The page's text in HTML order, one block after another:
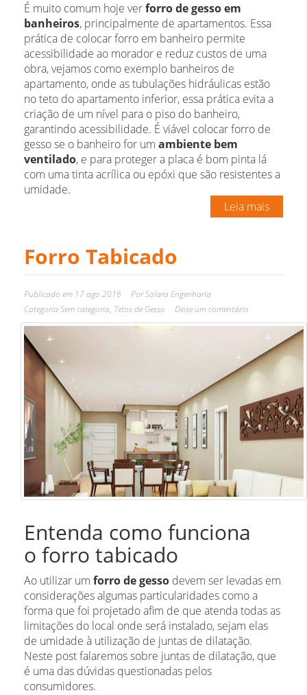
É muito comum hoje verforro de gessoem
banheiros, principalmente de apartamentos. Essa
prática de colocar forro em banheiro permite
acessibilidade ao morador e reduz custos de uma
obra, vejamos como exemplo banheiros de
apartamento, onde as tubulações hidráulicas estão
no teto do apartamento inferior, essa prática evita a
criação de um nível para o piso do banheiro,
garantindo acessibilidade. É viável colocar forro de
gesso se o banheiro for um ambiente bem
ventilado, e para proteger a placa é bom pinta lá
com uma tinta acrílica ou epóxi que são resistentes a
umidade.
Leia mais
Forro Tabicado
Publicado em 17 ago 2016 PorSolara Engenharia
Categoria Sem categoria, Tetos de Gesso Deixe um comentário
Entenda como funciona
o forro tabicado
Ao utilizar um forro de gesso devem ser levadas em
considerações algumas particularidades como a
forma que foi projetado afim de que atenda todas as
limitações do local onde será instalado, sejam elas
de umidade à utilização de juntas de dilatação.
Neste post falaremos sobre juntas de dilatação, que
é uma das dúvidas questionadas pelos
consumidores.